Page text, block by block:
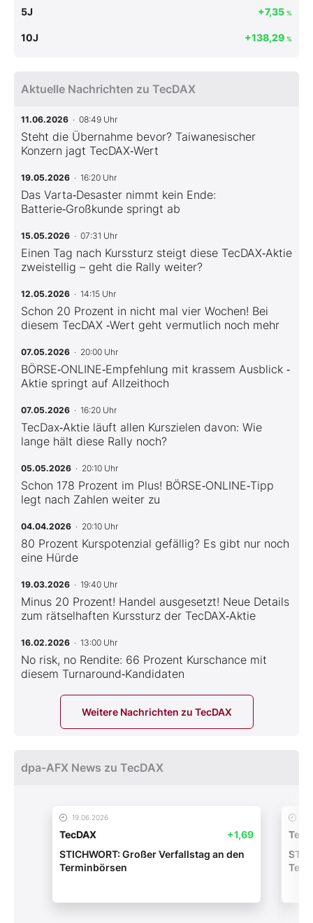
5J +7,35 %
10J +138,29 %
Aktuelle Nachrichten zu TecDAX
11.06.2026 · 08:49 Uhr
Steht die Übernahme bevor? Taiwanesischer
Konzern jagt TecDAX‑Wert
19.05.2026 · 16:20 Uhr
Das Varta‑Desaster nimmt kein Ende:
Batterie‑Großkunde springt ab
15.05.2026 · 07:31 Uhr
Einen Tag nach Kurssturz steigt diese TecDAX‑Aktie
zweistellig – geht die Rally weiter?
12.05.2026 · 14:15 Uhr
Schon 20 Prozent in nicht mal vier Wochen! Bei
diesem TecDAX ‑Wert geht vermutlich noch mehr
07.05.2026 · 20:00 Uhr
BÖRSE‑ONLINE‑Empfehlung mit krassem Ausblick ‑
Aktie springt auf Allzeithoch
07.05.2026 · 16:20 Uhr
TecDax‑Aktie läuft allen Kurszielen davon: Wie
lange hält diese Rally noch?
05.05.2026 · 20:10 Uhr
Schon 178 Prozent im Plus! BÖRSE‑ONLINE‑Tipp
legt nach Zahlen weiter zu
04.04.2026 · 20:10 Uhr
80 Prozent Kurspotenzial gefällig? Es gibt nur noch
eine Hürde
19.03.2026 · 19:40 Uhr
Minus 20 Prozent! Handel ausgesetzt! Neue Details
zum rätselhaften Kurssturz der TecDAX‑Aktie
16.02.2026 · 13:00 Uhr
No risk, no Rendite: 66 Prozent Kurschance mit
diesem Turnaround‑Kandidaten
Weitere Nachrichten zu TecDAX
dpa-AFX News zu TecDAX
19.06.2026
TecDAX
+1,69
STICHWORT: Großer Verfallstag an den
Terminbörsen